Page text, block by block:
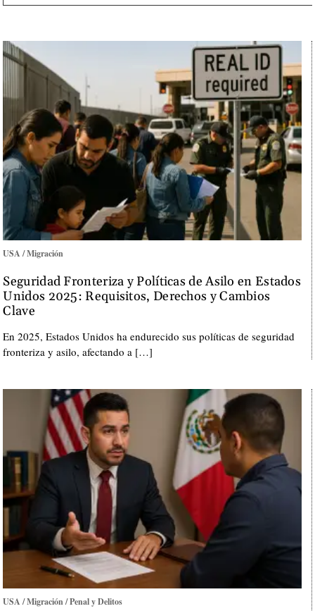
USA / Migración
Seguridad Fronteriza y Políticas de Asilo en Estados
Unidos 2025: Requisitos, Derechos y Cambios
Clave
En 2025, Estados Unidos ha endurecido sus políticas de seguridad
fronteriza y asilo, afectando a […]
USA / Migración / Penal y Delitos